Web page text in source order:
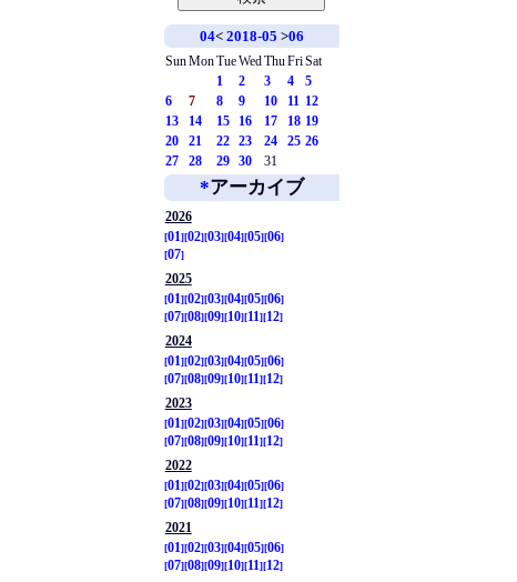
04< 2018-05 >06
SunMonTueWed ThuFriSat
1
2 3 4
5
6
7 8 9 10 11
12
13
14 15 16 17 18 19
20
21 22 23 24 25 26
27
28 29 30 31
*アーカイブ
2026
01
02 03 04 05 06
07
2025
01
02 03 04 05 06
07 08 09 10 11
12
2024
01
02 03 04 05 06
07 08 09 10 11
12
2023
01
02 03 04 05 06
07 08 09 10 11
12
2022
01
02 03 04 05 06
07 08 09 10 11
12
2021
01
02 03 04 05 06
07 08 09 10 11
12